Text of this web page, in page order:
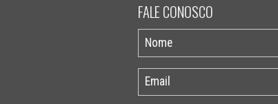
FALE CONOSCO